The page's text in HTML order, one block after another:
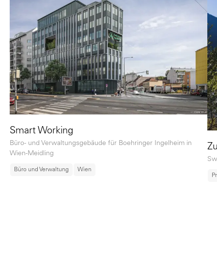
Smart Working
Büro- und Verwaltungsgebäude für Boehringer Ingelheim in
Wien-Meidling
Büro und Verwaltung Wien